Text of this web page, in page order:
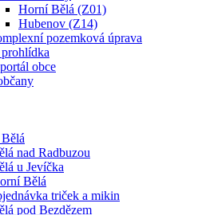
Horní Bělá (Z01)
Hubenov (Z14)
pozemková úprava
obce
nad Radbuzou
u Jevíčka
Bělá
triček a mikin
pod Bezdězem